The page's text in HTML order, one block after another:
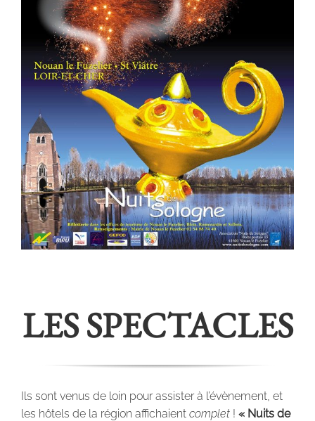
LES SPECTACLES
Ils sont venus de loin pour assister à l’évènement, et
les hôtels de la région affichaient complet ! « Nuits de